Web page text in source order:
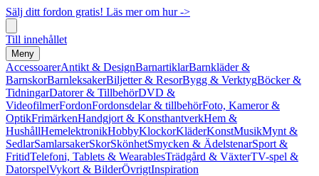
Sälj ditt fordon gratis! Läs mer om hur ->
Till innehållet
Meny
AccessoarerAntikt & DesignBarnartiklarBarnkläder &
BarnskorBarnleksakerBiljetter & ResorBygg & VerktygBöcker &
TidningarDatorer & TillbehörDVD &
VideofilmerFordonFordonsdelar & tillbehörFoto, Kameror &
OptikFrimärkenHandgjort & KonsthantverkHem &
HushållHemelektronikHobbyKlockorKläderKonstMusikMynt &
SedlarSamlarsakerSkorSkönhetSmycken & ÄdelstenarSport &
FritidTelefoni, Tablets & WearablesTrädgård & VäxterTV-spel &
DatorspelVykort & BilderÖvrigtInspiration